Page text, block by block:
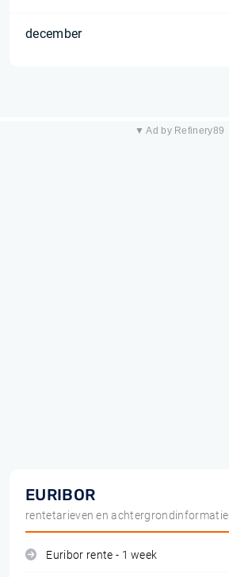
december
▼ Ad by Refinery89
EURIBOR
rentetarieven en achtergrondinformatie
Euribor rente - 1 week